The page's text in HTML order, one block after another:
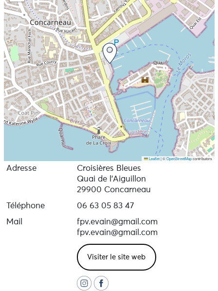
Leaflet |©OpenStreetMapcontributors
Adresse
Croisières Bleues
Quai de l’Aiguillon
29900 Concarneau
Téléphone
06 63 05 83 47
Mail
fpv.evain@gmail.com
fpv.evain@gmail.com
Visiter le site web